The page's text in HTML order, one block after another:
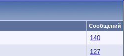
Сообщений
140
127